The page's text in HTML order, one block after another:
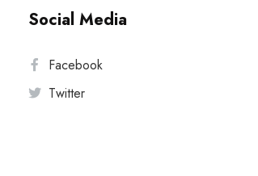
Social Media
Facebook
Twitter